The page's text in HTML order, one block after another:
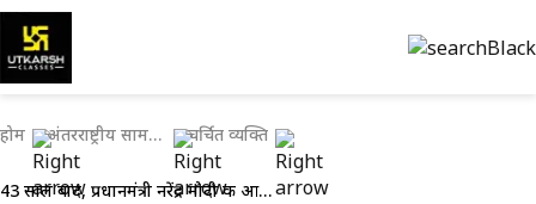
होम अंतरराष्ट्रीय सामयिकी चर्चित व्यक्ति
43 साल बाद, प्रधानमंत्री नरेंद्र मोदी की आधिकारिक नॉर्वे यात्रा